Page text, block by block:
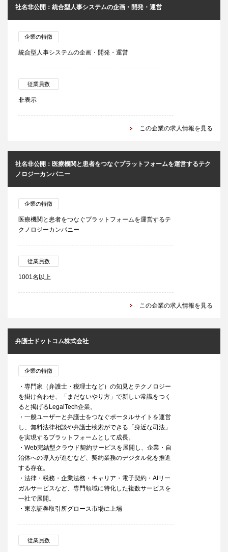
社名非公開：統合型人事システムの企画・開発・運営
企業の特徴
統合型人事システムの企画・開発・運営
従業員数
非表示
この企業の求人情報を見る
社名非公開：医療機関と患者をつなぐプラットフォームを運営するテク
ノロジーカンパニー
企業の特徴
医療機関と患者をつなぐプラットフォームを運営するテ
クノロジーカンパニー
従業員数
1001名以上
この企業の求人情報を見る
弁護士ドットコム株式会社
企業の特徴
・専門家（弁護士・税理士など）の知見とテクノロジー
を掛け合わせ、「まだないやり方」で新しい常識をつく
ると掲げるLegalTech企業。
・一般ユーザーと弁護士をつなぐポータルサイトを運営
し、無料法律相談や弁護士検索ができる「身近な司法」
を実現するプラットフォームとして成長。
・Web完結型クラウド契約サービスを展開し、企業・自
治体への導入が進むなど、契約業務のデジタル化を推進
する存在。
・法律・税務・企業法務・キャリア・電子契約・AIリー
ガルサービスなど、専門領域に特化した複数サービスを
一社で展開。
・東京証券取引所グロース市場に上場
従業員数